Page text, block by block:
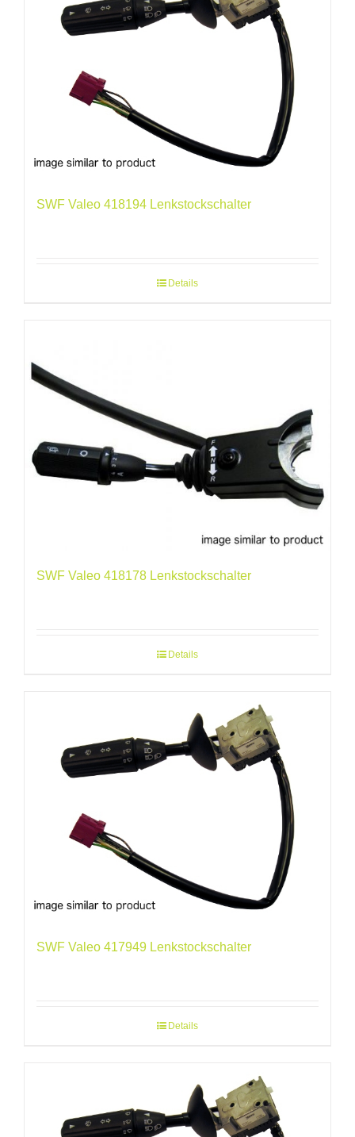
SWF Valeo 418194 Lenkstockschalter
Details
SWF Valeo 418178 Lenkstockschalter
Details
SWF Valeo 417949 Lenkstockschalter
Details